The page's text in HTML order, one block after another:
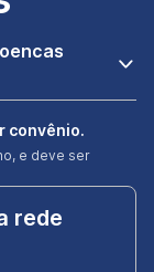
convênio.
e deve ser
rede